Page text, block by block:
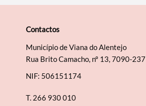
Contactos
Município de Viana do Alentejo
Rua Brito Camacho, nº 13, 7090-237
NIF: 506151174
T. 266 930 010